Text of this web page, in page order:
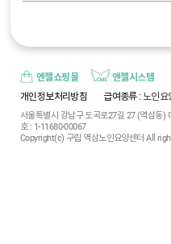
5. 임용일정
나. 접수방법 : 우편, 팩스
라. 임용확정 : 최종 합격자에 한하여
마. 임용일자 : 최종합격자 협의 진행
6. 응시자 주의사항
가. 기재된 사실과 다를 경우 임용을 취
엔젤쇼핑몰
엔젤시스템
개인정보처리방침
급여종류 : 노인요
서울특별시 강남구 도곡로27길 27 (역삼동)
호 : 1-11680-00067
Copyright(c) 구립 역삼노인요양센터 All